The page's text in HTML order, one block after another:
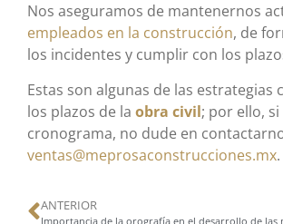
Nos aseguramos de mantenernos
empleados en la construcción, de
los incidentes y cumplir con los
Estas son algunas de las
los plazos de la obra civil; por ello,
cronograma, no dude en
ventas@meprosaconstrucciones.mx.
ANTERIOR
Importancia de la orografía en el desarrollo de las